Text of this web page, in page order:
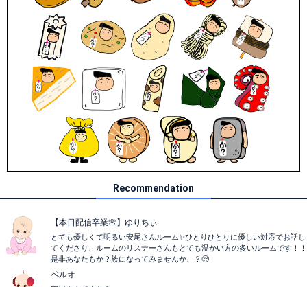
Recommendation
【本日配信卒業🌸】ゆりちぃ
とても優しくて明るい安尾さんルーム✨ひとりひとりに優しい対応でお話し
てくださり、ルームのリスナーさんもとても温かい方の多いルームです！！
是非あなたもか？族になってみませんか、？🥺
ペルオ